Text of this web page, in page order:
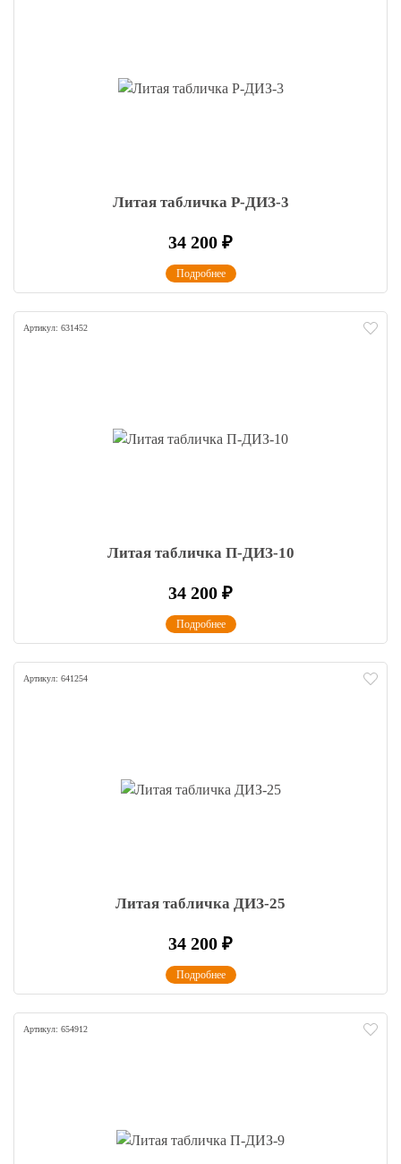
Литая табличка Р-ДИЗ-3
34 200 ₽
Подробнее
Артикул: 631452
Литая табличка П-ДИЗ-10
34 200 ₽
Подробнее
Артикул: 641254
Литая табличка ДИЗ-25
34 200 ₽
Подробнее
Артикул: 654912